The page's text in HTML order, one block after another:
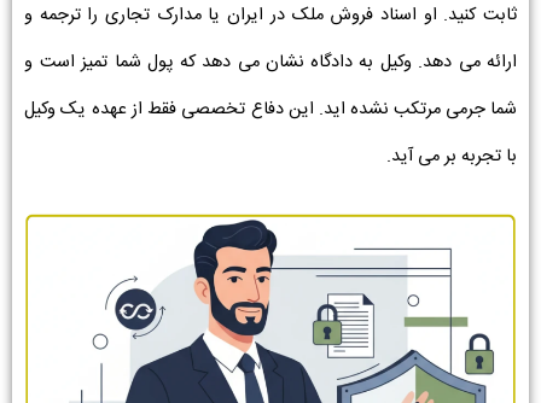
ثابت کنید. او اسناد فروش ملک در ایران یا مدارک تجاری را ترجمه و
ارائه می دهد. وکیل به دادگاه نشان می دهد که پول شما تمیز است و
شما جرمی مرتکب نشده اید. این دفاع تخصصی فقط از عهده یک وکیل
با تجربه بر می آید.